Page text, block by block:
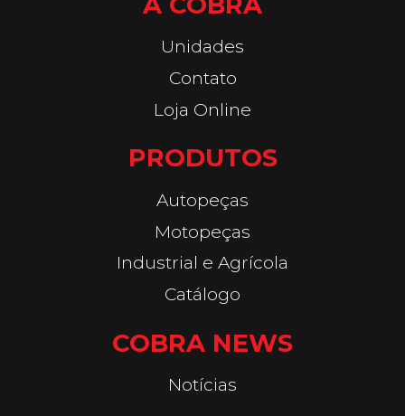
Unidades
Contato
Loja Online
PRODUTOS
Autopeças
Motopeças
Industrial e Agrícola
Catálogo
COBRA NEWS
Notícias